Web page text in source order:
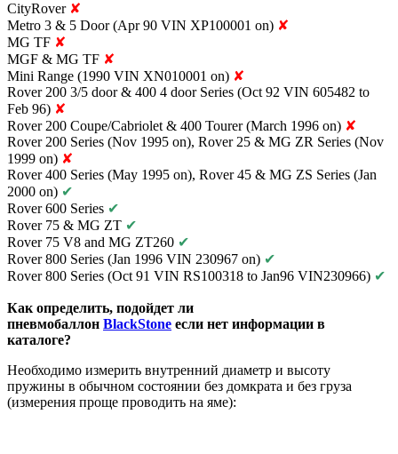
CityRover ✘
Metro 3 & 5 Door (Apr 90 VIN XP100001 on) ✘
MG TF ✘
MGF & MG TF ✘
Mini Range (1990 VIN XN010001 on) ✘
Rover 200 3/5 door & 400 4 door Series (Oct 92 VIN 605482 to
Feb 96) ✘
Rover 200 Coupe/Cabriolet & 400 Tourer (March 1996 on) ✘
Rover 200 Series (Nov 1995 on), Rover 25 & MG ZR Series (Nov
1999 on) ✘
Rover 400 Series (May 1995 on), Rover 45 & MG ZS Series (Jan
2000 on) ✔
Rover 600 Series ✔
Rover 75 & MG ZT ✔
Rover 75 V8 and MG ZT260 ✔
Rover 800 Series (Jan 1996 VIN 230967 on) ✔
Rover 800 Series (Oct 91 VIN RS100318 to Jan96 VIN230966) ✔
Как определить, подойдет ли
пневмобаллон BlackStone если нет информации в
каталоге?
Необходимо измерить внутренний диаметр и высоту
пружины в обычном состоянии без домкрата и без груза
(измерения проще проводить на яме):